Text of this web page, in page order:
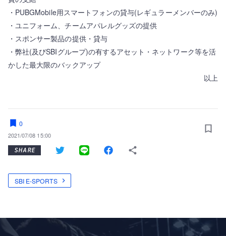
・PUBGMobile用スマートフォンの貸与(レギュラーメンバーのみ)
・ユニフォーム、チームアパレルグッズの提供
・スポンサー製品の提供・貸与
・弊社(及びSBIグループ)の有するアセット・ネットワーク等を活
かした最大限のバックアップ
以上
0
2021/07/08 15:00
SHARE
SBI E-SPORTS